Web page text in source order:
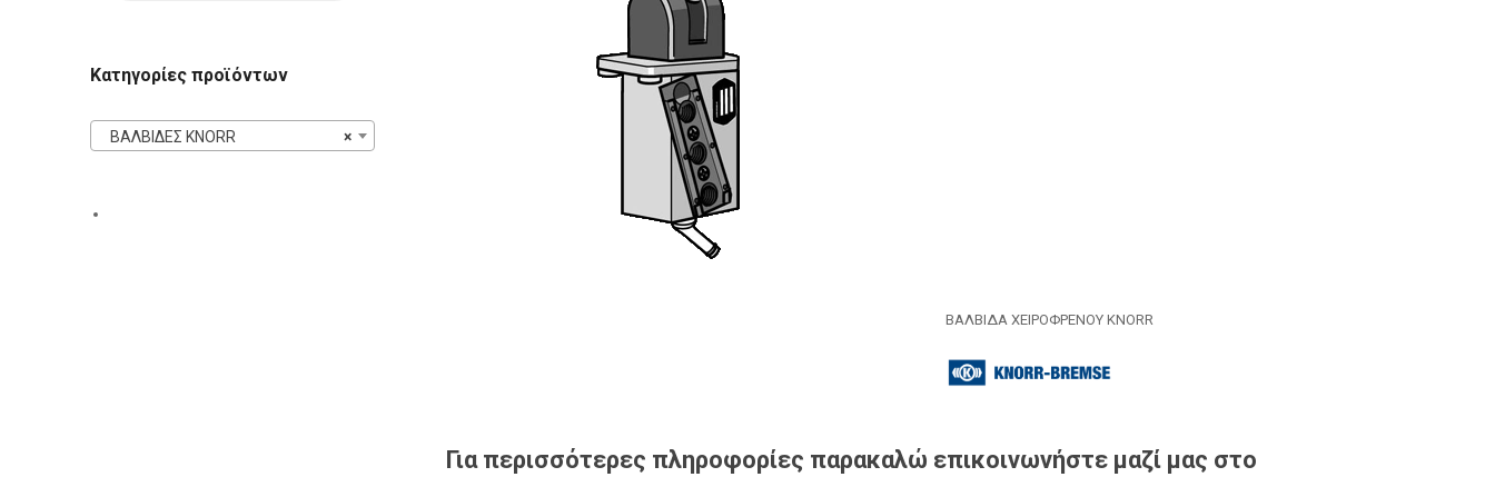
ΒΑΛΒΙΔΑ ΧΕΙΡΟΦΡΕΝΟΥ KNORR
Για περισσότερες πληροφορίες παρακαλώ επικοινωνήστε μαζί μας στο
Κατηγορίες προϊόντων
×
ΒΑΛΒΙΔΕΣ KNORR